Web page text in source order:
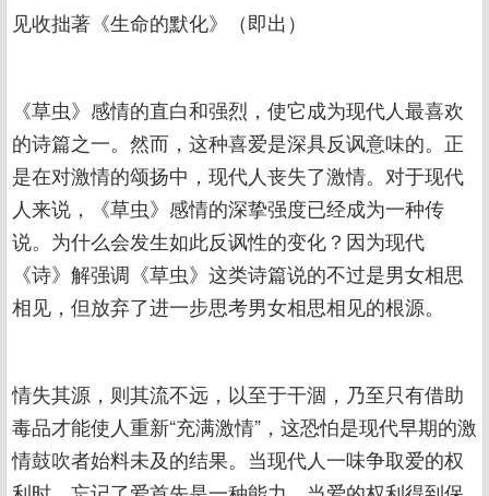
见收拙著《生命的默化》（即出）
《草虫》感情的直白和强烈，使它成为现代人最喜欢
的诗篇之一。然而，这种喜爱是深具反讽意味的。正
是在对激情的颂扬中，现代人丧失了激情。对于现代
人来说，《草虫》感情的深挚强度已经成为一种传
说。为什么会发生如此反讽性的变化？因为现代
《诗》解强调《草虫》这类诗篇说的不过是男女相思
相见，但放弃了进一步思考男女相思相见的根源。
情失其源，则其流不远，以至于干涸，乃至只有借助
毒品才能使人重新“充满激情”，这恐怕是现代早期的激
情鼓吹者始料未及的结果。当现代人一味争取爱的权